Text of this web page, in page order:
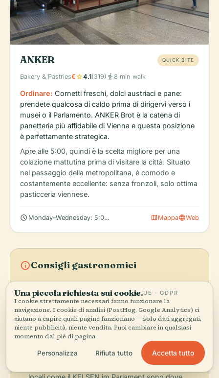
ANKER QUICK BITE
Bakery & Pastries€star4.1(319) directions_walk 8 min walk
Ordinare: Cornetti freschi, dolci austriaci e pane:
prendete qualcosa di caldo prima di dirigervi verso i
musei o il Parlamento. ANKER Brot è la catena di
panetterie più affidabile di Vienna e questa posizione
è perfettamente strategica.
Apre alle 5:00, quindi è la scelta migliore per una
colazione mattutina prima di visitare la città. Situato
nel passaggio della metropolitana, è comodo e
costantemente eccellente: senza fronzoli, solo ottima
pasticceria viennese.
schedule Monday–Wednesday: 5:00 AM – 7:00 PMmapMappalanguageWeb
infoConsigli gastronomici
checkIl pranzo viene solitamente servito dalle 11:30 alle
14:30 nei ristoranti tradizionali austriaci;
organizzatevi di conseguenza se desiderate piatti
caldi classici.
checkI caffè di Vienna sfumano il confine tra bar e
ristorante leggero: ordinare caffè e torta o un
pranzo completo è altrettanto normale.
Molti ristoranti vicino al Parlamento e alla
Ringstraße servono sia turisti che lavoratori locali;
Una piccola richiesta sui cookie.UE · GDPR
I cookie strettamente necessari fanno funzionare la
navigazione. I cookie di analisi (PostHog, Google Analytics) ci
aiutano a capire quali pagine funzionano — solo dati aggregati,
niente pubblicità, niente vendita. Puoi cambiare in qualsiasi
momento dal piè di pagina.
Personalizza Rifiuta tutto Accetta tutto